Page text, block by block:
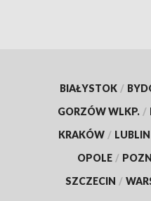
BIAŁYSTOK /
GORZÓW WLKP. /
KRAKÓW / LUBLIN
OPOLE /
SZCZECIN /